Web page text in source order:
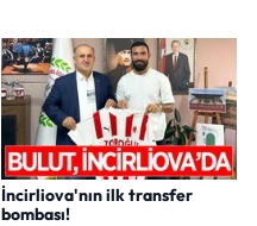
İncirliova'nın ilk transfer
bombası!